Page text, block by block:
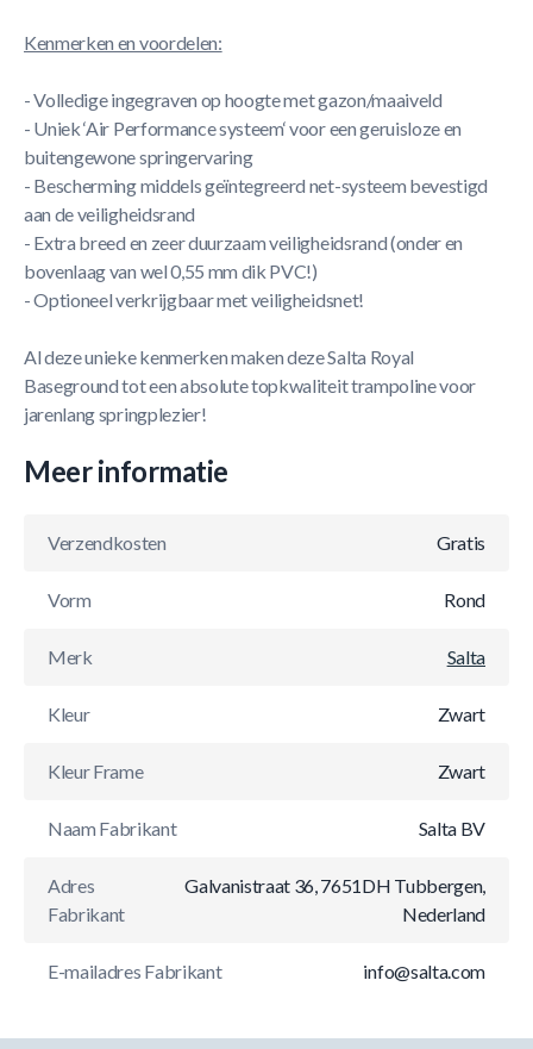
Kenmerken en voordelen:
- Volledige ingegraven op hoogte met gazon/maaiveld
- Uniek ‘Air Performance systeem‘ voor een geruisloze en
buitengewone springervaring
- Bescherming middels geïntegreerd net-systeem bevestigd
aan de veiligheidsrand
- Extra breed en zeer duurzaam veiligheidsrand (onder en
bovenlaag van wel 0,55 mm dik PVC!)
- Optioneel verkrijgbaar met veiligheidsnet!
Al deze unieke kenmerken maken deze Salta Royal
Baseground tot een absolute topkwaliteit trampoline voor
jarenlang springplezier!
Meer informatie
Verzendkosten Gratis
Vorm Rond
Merk Salta
Kleur Zwart
Kleur Frame Zwart
Naam Fabrikant Salta BV
Adres
Fabrikant
Galvanistraat 36, 7651DH Tubbergen,
Nederland
E-mailadres Fabrikant info@salta.com